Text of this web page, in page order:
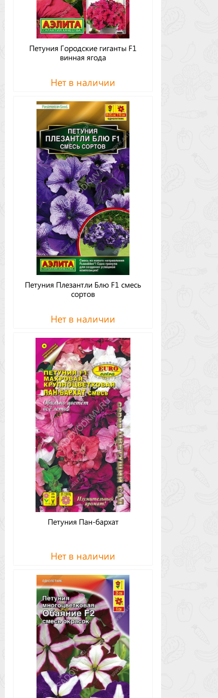
Петуния Городские гиганты F1
винная ягода
Нет в наличии
Петуния Плезантли Блю F1 смесь
сортов
Нет в наличии
Петуния Пан-бархат
Нет в наличии